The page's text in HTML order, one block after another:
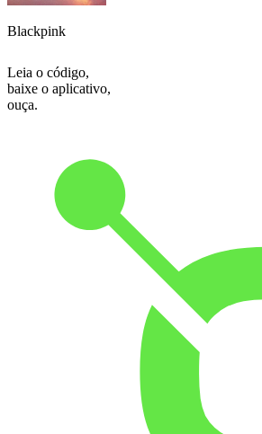
Blackpink
Leia o código,
baixe o aplicativo,
ouça.